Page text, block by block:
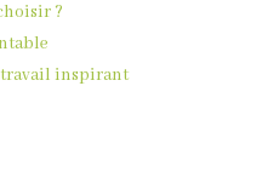
?
travail inspirant